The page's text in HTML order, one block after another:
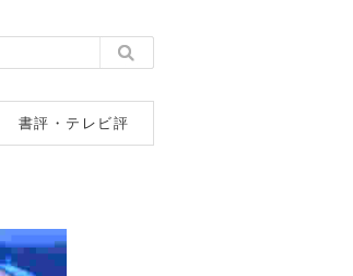
書評・テレビ評